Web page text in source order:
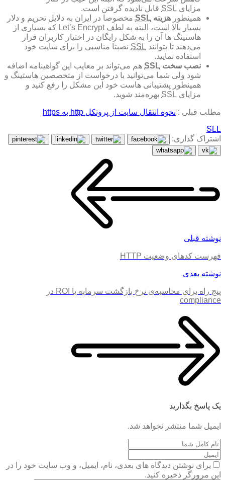
مزایای SSL قابل نادیده گرفتن است.
همینطور هزینه SSL مخصوصا در ایران به دلایل تحریم و دلار
بسیار بالا است، البته به لطف Let’s Encrypt که بسیاری از
هاستینگ ها آن را به شکل رایگان در اختیار کاربران قرار
می‌دهند تا بتوانند SSL نصبتا مناسبی را برای سایت خود
استفاده نمایید.
نصب سخت SSL هم می‌تواند بر معایب این گواهینامه اضافه
شود ولی شما می‌توانید با درخواست از متخصصین هاستینگ و
همینطور پشتیبانی هاست خود این مشکل را رفع کنید و
مزایای SSL بهره‌مند شوید.
مطلب قبلی : نحوه انتقال سایت از پروتکل http به https
SLL
اشتراک گذاری:
نوشته قبلی
فهرست کدهای وضعیت HTTP
نوشته بعدی
پنج راه برای محاسبه‌ی نرخ بازگشت سرمایه یا ROI در
compliance
یک پاسخ بگذارید
ایمیل شما منتشر نخواهد شد.
برای نوشتن دیدگاه های بعدی، نام، ایمیل، و وب سایت خود را در
این مرورگر ذخیره کنید.